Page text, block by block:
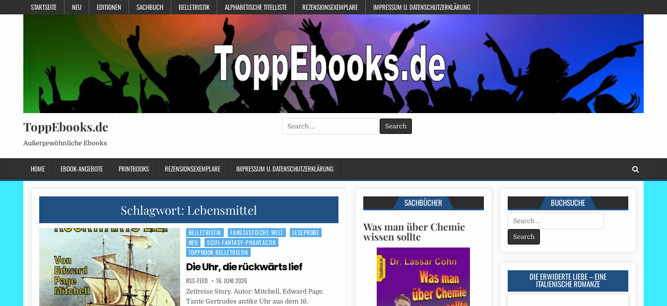
STARTSEITE NEU EDITIONEN SACHBUCH BELLETRISTIK ALPHABETISCHE TITELLISTE REZENSIONSEXEMPLARE IMPRESSUM U. DATENSCHUTZERKLÄRUNG
ToppEbooks.de
Außergewöhnliche Ebooks
Search
for:
HOME EBOOK-ANGEBOTE PRINTBOOKS REZENSIONSEXEMPLARE IMPRESSUM U. DATENSCHUTZERKLÄRUNG
Schlagwort: Lebensmittel
Posted
in
BELLETRISTIK FANSTASTISCHE WELT
LESEPROBE
NEU
SCIFI-FANTASY-PHANTASTIK
TOPPBOOK BELLETRISTIK
Die Uhr, die rückwärts lief
RSS-FEED 16. JUNI 2026
Zeitreise Story. Autor: Mitchell, Edward Page.
Tante Gertrudes antike Uhr aus dem 16.
SACHBÜCHER
Was man über Chemie
wissen sollte
BUCHSUCHE
Search
for:
DIE ERWIDERTE LIEBE – EINE
ITALIENISCHE ROMANZE